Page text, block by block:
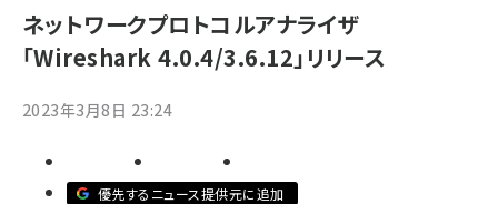
加藤銘のチーム貢献～仲間と築いた勝利の絆～ (2304)
iot女子会 (2263)
genai (1473)
ネットワークプロトコルアナライザ
「Wireshark 4.0.4/3.6.12」リリース
2023年3月8日 23:24
優先するニュース提供元に追加